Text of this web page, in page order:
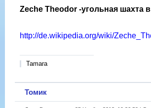
Zeche Theodor -угольная шахта в
http://de.wikipedia.org/wiki/
Tamara
Томик